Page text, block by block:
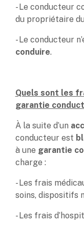
- Le conducteur
du propriétaire
- Le conducteur
conduire.
Quels sont les
garantie
À la suite d’un
conducteur est
à une garantie
charge :
- Les frais
soins, dispositifs
- Les frais